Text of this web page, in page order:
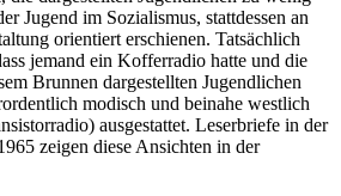
Jugend im Sozialismus, stattdessen an
orientiert erschienen. Tatsächlich
jemand ein Kofferradio hatte und die
Brunnen dargestellten Jugendlichen
modisch und beinahe westlich
ausgestattet. Leserbriefe in der
zeigen diese Ansichten in der